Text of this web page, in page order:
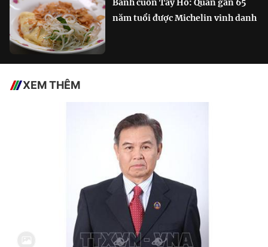
Bánh cuốn Tây Hồ: Quán gần 65
năm tuổi được Michelin vinh danh
XEM THÊM